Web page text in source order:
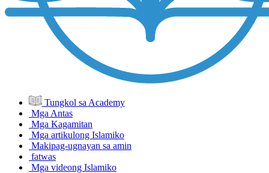
Tungkol sa Academy
Mga Antas
Mga Kagamitan
Mga artikulong Islamiko
Makipag-ugnayan sa amin
fatwas
Mga videong Islamiko